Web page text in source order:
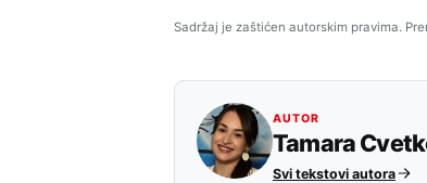
Sadržaj je zaštićen autorskim pravima.
AUTOR
Tamara
Svi tekstovi autora